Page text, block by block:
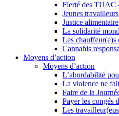
Fierté des TUAC
Jeunes travailleurs
Justice alimentaire
La solidarité
Les chauffeur(e)s
Cannabis
Moyens d’action
Moyens d’action
L’abordabilité
La violence ne
Faire de la
Payer les congés
Les